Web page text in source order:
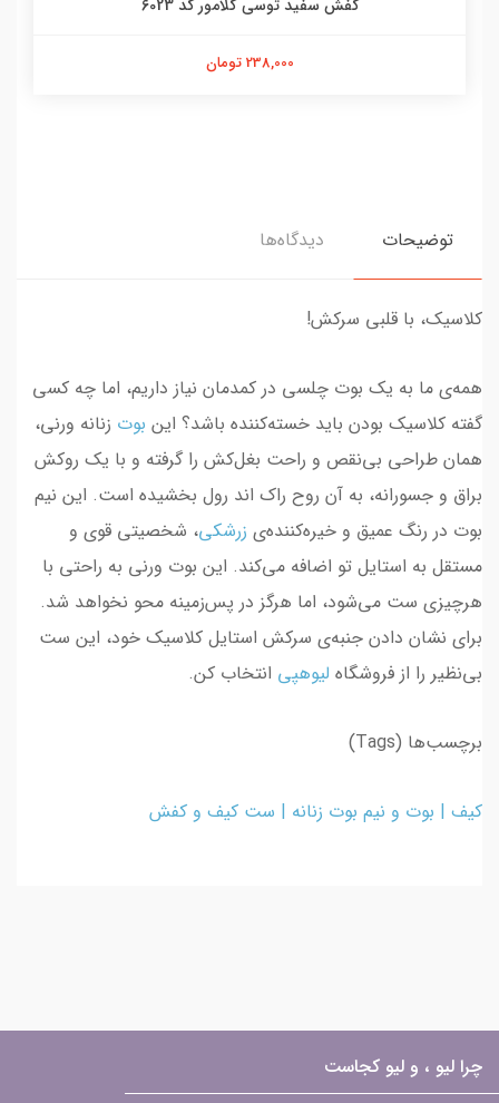
کفش سفید توسی گلامور کد 6023
238,000 تومان
توضیحات دیدگاه‌ها
کلاسیک، با قلبی سرکش!
همه‌ی ما به یک بوت چلسی در کمدمان نیاز داریم، اما چه کسی
گفته کلاسیک بودن باید خسته‌کننده باشد؟ این بوت زنانه ورنی،
همان طراحی بی‌نقص و راحت بغل‌کش را گرفته و با یک روکش
براق و جسورانه، به آن روح راک اند رول بخشیده است. این نیم
بوت در رنگ عمیق و خیره‌کننده‌ی زرشکی، شخصیتی قوی و
مستقل به استایل تو اضافه می‌کند. این بوت ورنی به راحتی با
هرچیزی ست می‌شود، اما هرگز در پس‌زمینه محو نخواهد شد.
برای نشان دادن جنبه‌ی سرکش استایل کلاسیک خود، این ست
بی‌نظیر را از فروشگاه لیوهپی انتخاب کن.
برچسب‌ها (Tags)
کیف | بوت و نیم بوت زنانه | ست کیف و کفش
چرا لیو ، و لیو کجاست